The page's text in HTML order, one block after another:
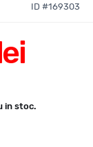
ID #169303
in stoc.